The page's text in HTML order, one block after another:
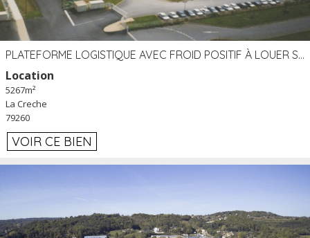
PLATEFORME LOGISTIQUE AVEC FROID POSITIF À LOUER SECTEUR NIORT (79)
Location
5267m²
La Creche
79260
VOIR CE BIEN